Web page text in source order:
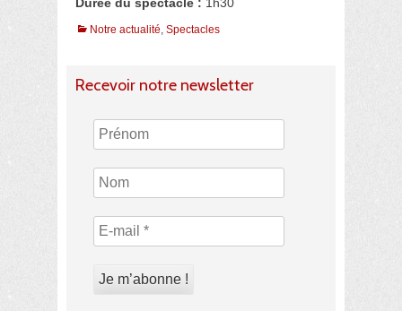
Catégories
Notre actualité Spectacles
Recevoir notre newsletter